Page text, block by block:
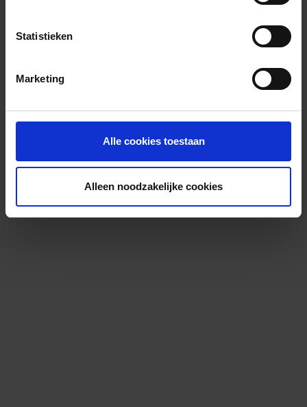
Statistieken
Marketing
Alle cookies toestaan
Alleen noodzakelijke cookies